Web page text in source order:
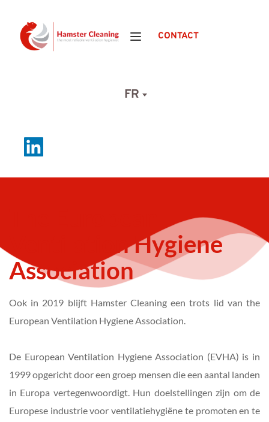
CONTACT
FR
Ventilation Hygiene
Association
Ook in 2019 blijft Hamster Cleaning een trots lid van the
European Ventilation Hygiene Association.
De European Ventilation Hygiene Association (EVHA) is in
1999 opgericht door een groep mensen die een aantal landen
in Europa vertegenwoordigt. Hun doelstellingen zijn om de
Europese industrie voor ventilatiehygiëne te promoten en te